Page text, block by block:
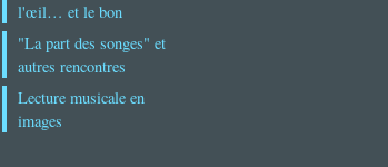
l'œil… et le bon
"La part des songes" et
autres rencontres
Lecture musicale en
images